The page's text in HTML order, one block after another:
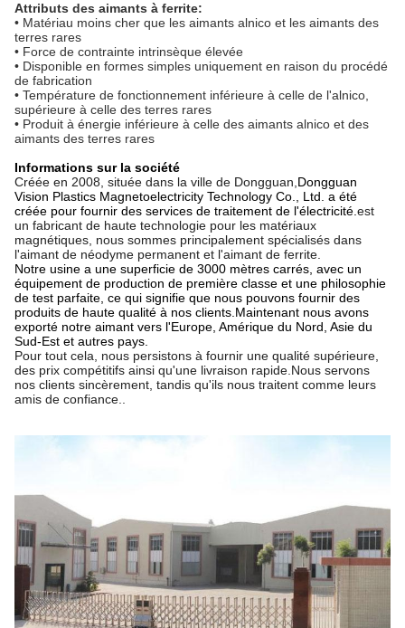
Attributs des aimants à ferrite:
• Matériau moins cher que les aimants alnico et les aimants des
terres rares
• Force de contrainte intrinsèque élevée
• Disponible en formes simples uniquement en raison du procédé
de fabrication
• Température de fonctionnement inférieure à celle de l'alnico,
supérieure à celle des terres rares
• Produit à énergie inférieure à celle des aimants alnico et des
aimants des terres rares
Informations sur la société
Créée en 2008, située dans la ville de Dongguan, Dongguan
Vision Plastics Magnetoelectricity Technology Co., Ltd. a été
créée pour fournir des services de traitement de l'électricité. est
un fabricant de haute technologie pour les matériaux
magnétiques, nous sommes principalement spécialisés dans
l'aimant de néodyme permanent et l'aimant de ferrite.
Notre usine a une superficie de 3000 mètres carrés, avec un
équipement de production de première classe et une philosophie
de test parfaite, ce qui signifie que nous pouvons fournir des
produits de haute qualité à nos clients.Maintenant nous avons
exporté notre aimant vers l'Europe, Amérique du Nord, Asie du
Sud-Est et autres pays.
Pour tout cela, nous persistons à fournir une qualité supérieure,
des prix compétitifs ainsi qu'une livraison rapide.Nous servons
nos clients sincèrement, tandis qu'ils nous traitent comme leurs
amis de confiance..